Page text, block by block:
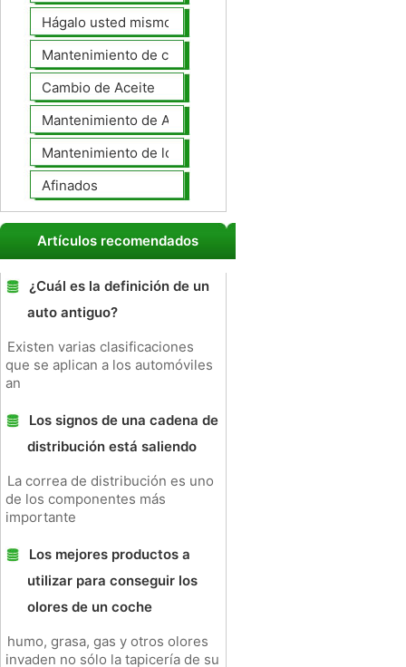
Hágalo usted mismo Mantenimiento de Automotores
Mantenimiento de coches General
Cambio de Aceite
Mantenimiento de Automotores Profesional
Mantenimiento de los neumáticos
Afinados
Artículos recomendados
¿Cuál es la definición de un
auto antiguo?
Existen varias clasificaciones
que se aplican a los automóviles
an
Los signos de una cadena de
distribución está saliendo
La correa de distribución es uno
de los componentes más
importante
Los mejores productos a
utilizar para conseguir los
olores de un coche
humo, grasa, gas y otros olores
invaden no sólo la tapicería de su